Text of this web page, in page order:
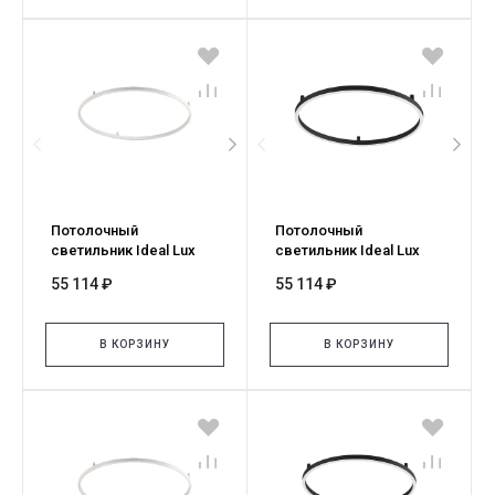
Потолочный
светильник Ideal Lux
ROUND 2700K ON-OFF BI
55 114 ₽
В КОРЗИНУ
Потолочный
светильник Ideal Lux
ROUND 2700K ON-OFF NE
55 114 ₽
В КОРЗИНУ